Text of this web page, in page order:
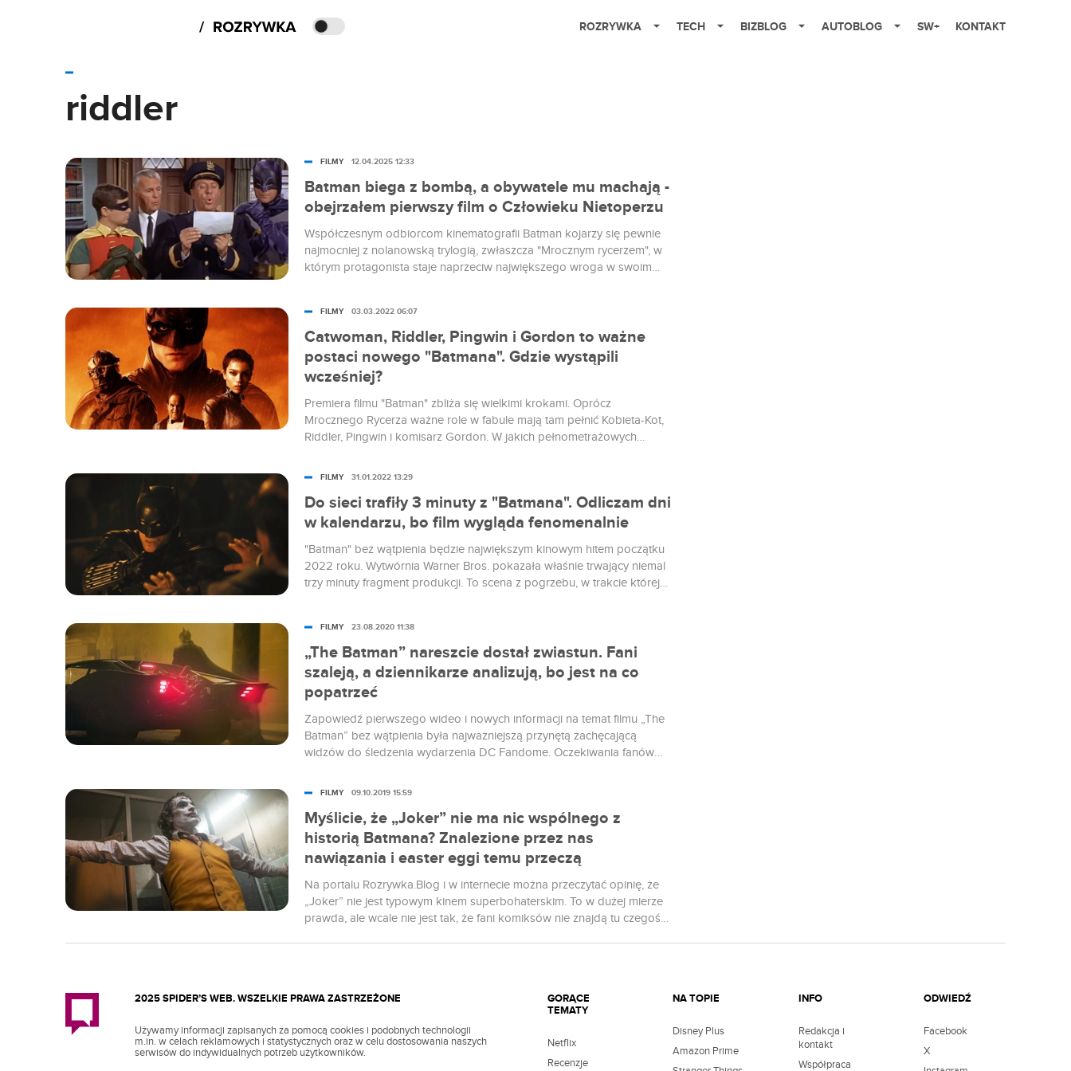
ROZRYWKA TECH BIZBLOG AUTOBLOG SW+ KONTAKT
riddler
Batman biega z bombą, a obywatele mu machają -
obejrzałem pierwszy film o Człowieku Nietoperzu
Współczesnym odbiorcom kinematografii Batman kojarzy się pewnie
najmocniej z nolanowską trylogią, zwłaszcza "Mrocznym rycerzem", w
którym protagonista staje naprzeciw największego wroga w swoim
obraz.
FILMY 12.04.2025 12:33
Catwoman, Riddler, Pingwin i Gordon to ważne
postaci nowego "Batmana". Gdzie wystąpili
wcześniej?
Premiera filmu "Batman" zbliża się wielkimi krokami. Oprócz
Mrocznego Rycerza ważne role w fabule mają tam pełnić Kobieta-Kot,
Riddler, Pingwin i komisarz Gordon. W jakich pełnometrażowych
FILMY 03.03.2022 06:07
Do sieci trafiły 3 minuty z "Batmana". Odliczam dni
w kalendarzu, bo film wygląda fenomenalnie
"Batman" bez wątpienia będzie największym kinowym hitem początku
2022 roku. Wytwórnia Warner Bros. pokazała właśnie trwający niemal
trzy minuty fragment produkcji. To scena z pogrzebu, w trakcie której
kalendarza do premiery.
FILMY 31.01.2022 13:29
„The Batman” nareszcie dostał zwiastun. Fani
szaleją, a dziennikarze analizują, bo jest na co
popatrzeć
Zapowiedź pierwszego wideo i nowych informacji na temat filmu „The
Batman” bez wątpienia była najważniejszą przynętą zachęcającą
widzów do śledzenia wydarzenia DC Fandome. Oczekiwania fanów
FILMY 23.08.2020 11:38
Myślicie, że „Joker” nie ma nic wspólnego z
historią Batmana? Znalezione przez nas
nawiązania i easter eggi temu przeczą
Na portalu Rozrywka.Blog i w internecie można przeczytać opinię, że
„Joker” nie jest typowym kinem superbohaterskim. To w dużej mierze
prawda, ale wcale nie jest tak, że fani komiksów nie znajdą tu czegoś
FILMY 09.10.2019 15:59
2025 SPIDER’S WEB. WSZELKIE PRAWA ZASTRZEŻONE
Używamy informacji zapisanych za pomocą cookies i podobnych technologii
m.in. w celach reklamowych i statystycznych oraz w celu dostosowania naszych
serwisów do indywidualnych potrzeb użytkowników.
GORĄCE
TEMATY
Netflix
Recenzje
NA TOPIE
Disney Plus
Amazon Prime
INFO
Redakcja i
kontakt
Współpraca
ODWIEDŹ
Facebook
X